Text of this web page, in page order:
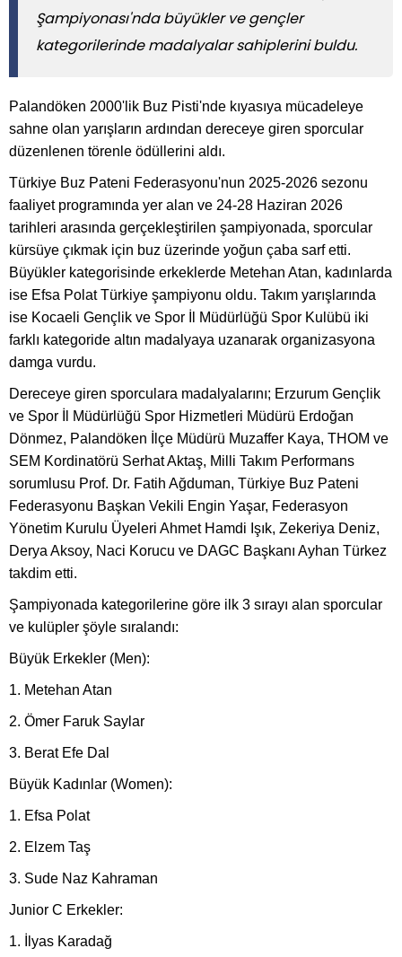
Şampiyonası'nda büyükler ve gençler
kategorilerinde madalyalar sahiplerini buldu.
Palandöken 2000'lik Buz Pisti'nde kıyasıya mücadeleye
sahne olan yarışların ardından dereceye giren sporcular
düzenlenen törenle ödüllerini aldı.
Türkiye Buz Pateni Federasyonu'nun 2025-2026 sezonu
faaliyet programında yer alan ve 24-28 Haziran 2026
tarihleri arasında gerçekleştirilen şampiyonada, sporcular
kürsüye çıkmak için buz üzerinde yoğun çaba sarf etti.
Büyükler kategorisinde erkeklerde Metehan Atan, kadınlarda
ise Efsa Polat Türkiye şampiyonu oldu. Takım yarışlarında
ise Kocaeli Gençlik ve Spor İl Müdürlüğü Spor Kulübü iki
farklı kategoride altın madalyaya uzanarak organizasyona
damga vurdu.
Dereceye giren sporculara madalyalarını; Erzurum Gençlik
ve Spor İl Müdürlüğü Spor Hizmetleri Müdürü Erdoğan
Dönmez, Palandöken İlçe Müdürü Muzaffer Kaya, THOM ve
SEM Kordinatörü Serhat Aktaş, Milli Takım Performans
sorumlusu Prof. Dr. Fatih Ağduman, Türkiye Buz Pateni
Federasyonu Başkan Vekili Engin Yaşar, Federasyon
Yönetim Kurulu Üyeleri Ahmet Hamdi Işık, Zekeriya Deniz,
Derya Aksoy, Naci Korucu ve DAGC Başkanı Ayhan Türkez
takdim etti.
Şampiyonada kategorilerine göre ilk 3 sırayı alan sporcular
ve kulüpler şöyle sıralandı:
Büyük Erkekler (Men):
1. Metehan Atan
2. Ömer Faruk Saylar
3. Berat Efe Dal
Büyük Kadınlar (Women):
1. Efsa Polat
2. Elzem Taş
3. Sude Naz Kahraman
Junior C Erkekler:
1. İlyas Karadağ